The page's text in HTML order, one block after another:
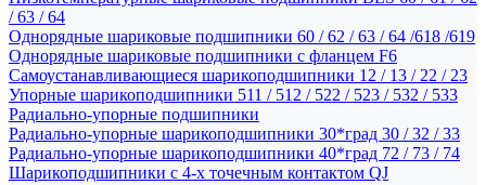
/ 63 / 64
Однорядные шариковые подшипники 60 / 62 / 63 / 64 /618 /619
Однорядные шариковые подшипники с фланцем F6
Самоустанавливающиеся шарикоподшипники 12 / 13 / 22 / 23
Упорные шарикоподшипники 511 / 512 / 522 / 523 / 532 / 533
Радиально-упорные подшипники
Радиально-упорные шарикоподшипники 30*град 30 / 32 / 33
Радиально-упорные шарикоподшипники 40*град 72 / 73 / 74
Шарикоподшипники с 4-х точечным контактом QJ